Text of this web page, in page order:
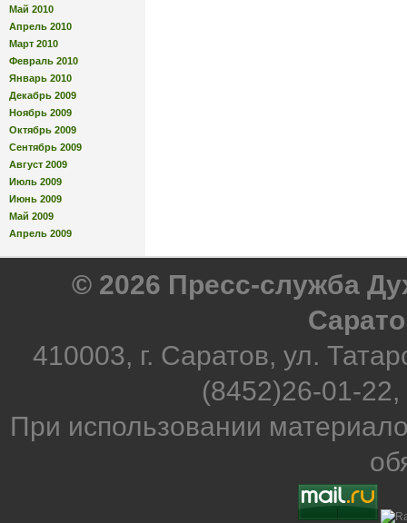
Май 2010
Апрель 2010
Март 2010
Февраль 2010
Январь 2010
Декабрь 2009
Ноябрь 2009
Октябрь 2009
Сентябрь 2009
Август 2009
Июль 2009
Июнь 2009
Май 2009
Апрель 2009
© 2026 Пресс-служба
410003, г. Саратов, ул.
(8452)26-01-
При использовании